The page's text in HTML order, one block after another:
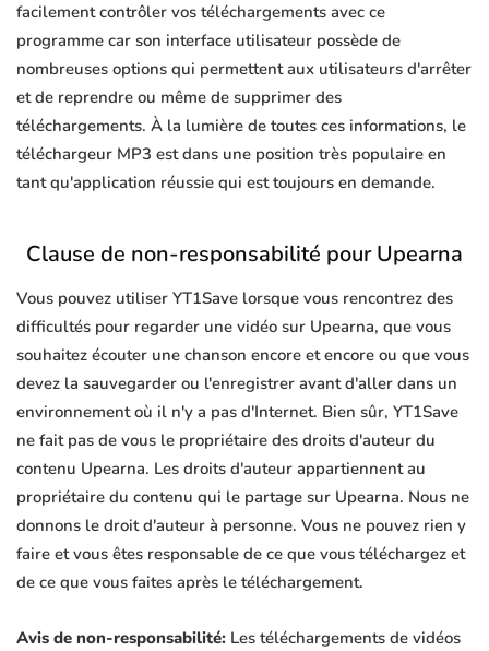
facilement contrôler vos téléchargements avec ce
programme car son interface utilisateur possède de
nombreuses options qui permettent aux utilisateurs d'arrêter
et de reprendre ou même de supprimer des
téléchargements. À la lumière de toutes ces informations, le
téléchargeur MP3 est dans une position très populaire en
tant qu'application réussie qui est toujours en demande.
Clause de non-responsabilité pour Upearna
Vous pouvez utiliser YT1Save lorsque vous rencontrez des
difficultés pour regarder une vidéo sur Upearna, que vous
souhaitez écouter une chanson encore et encore ou que vous
devez la sauvegarder ou l'enregistrer avant d'aller dans un
environnement où il n'y a pas d'Internet. Bien sûr, YT1Save
ne fait pas de vous le propriétaire des droits d'auteur du
contenu Upearna. Les droits d'auteur appartiennent au
propriétaire du contenu qui le partage sur Upearna. Nous ne
donnons le droit d'auteur à personne. Vous ne pouvez rien y
faire et vous êtes responsable de ce que vous téléchargez et
de ce que vous faites après le téléchargement.
Avis de non-responsabilité: Les téléchargements de vidéos